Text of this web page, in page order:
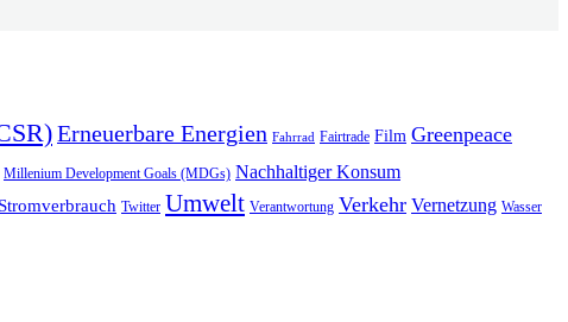
Erneuerbare Energien Fahrrad Fairtrade Film Greenpeace
Millenium Development Goals (MDGs) Nachhaltiger Konsum
Stromverbrauch Twitter Umwelt Verantwortung Verkehr Vernetzung Wasser